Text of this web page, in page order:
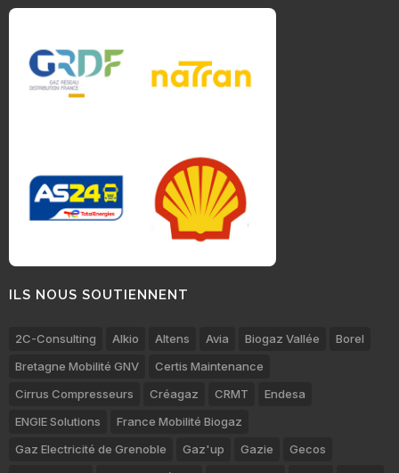
ILS NOUS SOUTIENNENT
2C-Consulting Alkio Altens Avia Biogaz Vallée
Borel
Bretagne Mobilité GNV
Certis Maintenance
Cirrus Compresseurs
Créagaz CRMT
Endesa
ENGIE Solutions
France Mobilité Biogaz
Gaz Electricité de Grenoble
Gaz'up Gazie
Gecos